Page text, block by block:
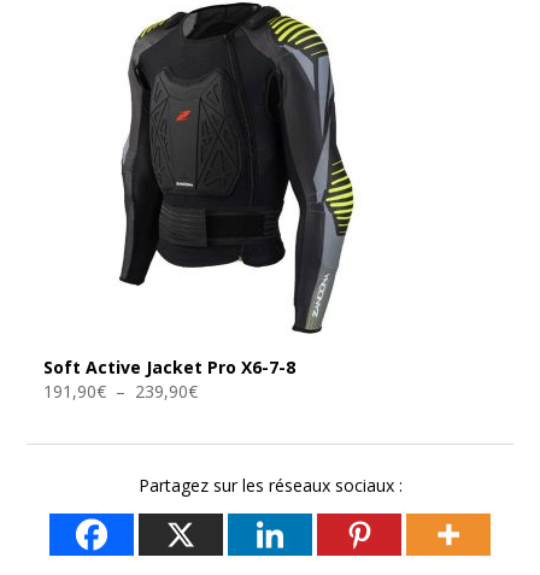
Soft Active Jacket Pro X6-7-8
191,90€ – 239,90€Plage
prix :
191,90€
à
239,90€
Partagez sur les réseaux sociaux :